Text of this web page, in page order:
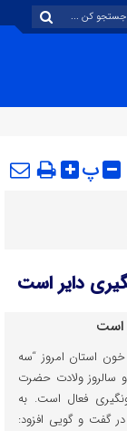
پ
گفت: ۲ پایگاه انتقال خون استان امروز “سه
جهانی و سالروز ولادت حضرت
فعال است. به
گفت و گویی افزود: